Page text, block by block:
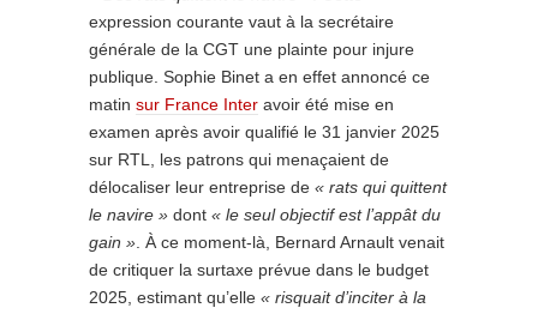
expression courante vaut à la secrétaire
générale de la CGT une plainte pour injure
publique. Sophie Binet a en effet annoncé ce
matin sur France Inter avoir été mise en
examen après avoir qualifié le 31 janvier 2025
sur RTL, les patrons qui menaçaient de
délocaliser leur entreprise de « rats qui quittent
le navire » dont « le seul objectif est l’appât du
gain ». À ce moment-là, Bernard Arnault venait
de critiquer la surtaxe prévue dans le budget
2025, estimant qu’elle « risquait d’inciter à la